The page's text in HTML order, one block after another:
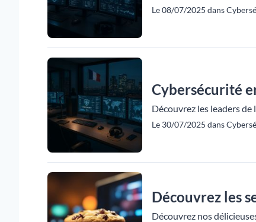
Le 08/07/2025 dans
Cybersécurité
Découvrez les leaders
Le 30/07/2025 dans
Découvrez les
Découvrez nos